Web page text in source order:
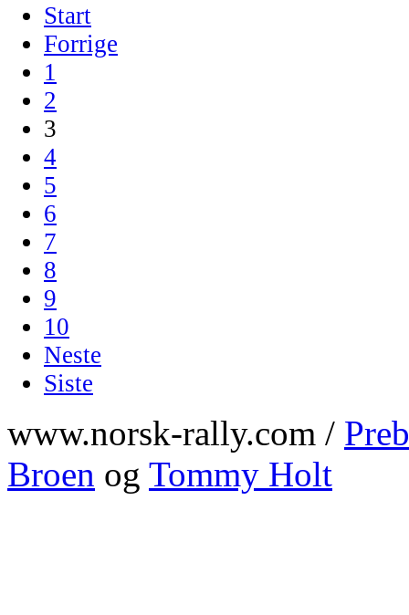
Start
Forrige
1
2
3
4
5
6
7
8
9
10
Neste
Siste
www.norsk-rally.com /
Broen og Tommy Holt